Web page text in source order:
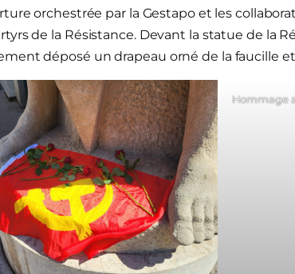
orchestrée par la Gestapo et les
de la Résistance. Devant la statue de la
déposé un drapeau orné de la faucille
Hommage